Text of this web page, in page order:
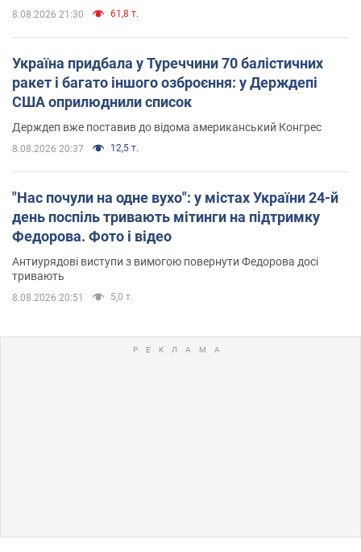
8.08.2026 21:30 61,8 т.
Україна придбала у Туреччини 70 балістичних
ракет і багато іншого озброєння: у Держдепі
США оприлюднили список
Держдеп вже поставив до відома американський Конгрес
8.08.2026 20:37 12,5 т.
"Нас почули на одне вухо": у містах України 24-й
день поспіль тривають мітинги на підтримку
Федорова. Фото і відео
Антиурядові виступи з вимогою повернути Федорова досі
тривають
8.08.2026 20:51 5,0 т.